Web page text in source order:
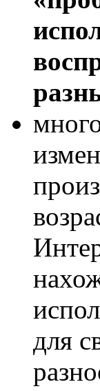
для